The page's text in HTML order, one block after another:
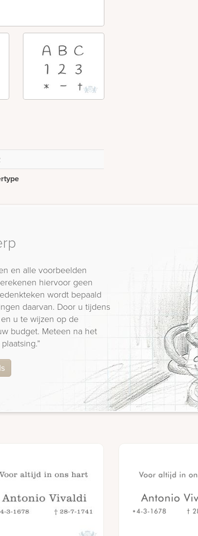
en alle voorbeelden
hiervoor geen
wordt bepaald
daarvan. Door u tijdens
u te wijzen op de
budget. Meteen na het